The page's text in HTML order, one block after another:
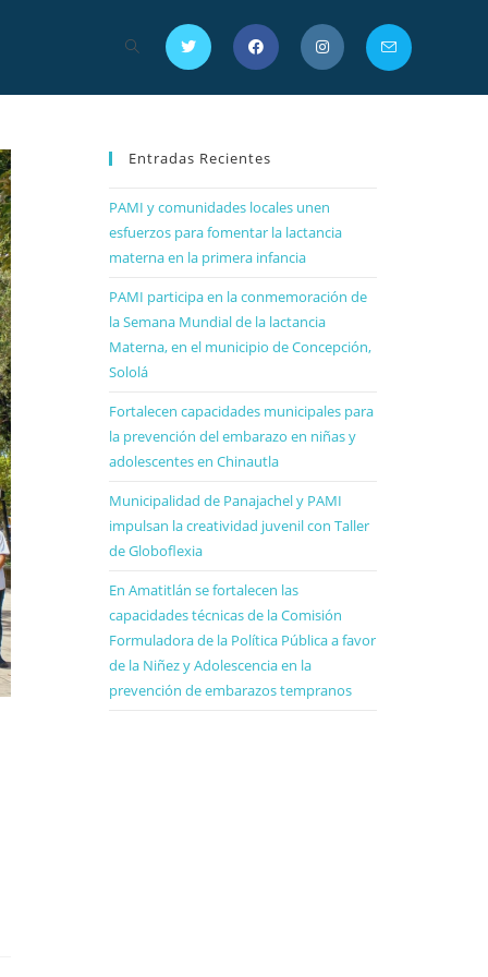
Entradas Recientes
PAMI y comunidades locales unen
esfuerzos para fomentar la lactancia
materna en la primera infancia
PAMI participa en la conmemoración de
la Semana Mundial de la lactancia
Materna, en el municipio de Concepción,
Sololá
Fortalecen capacidades municipales para
la prevención del embarazo en niñas y
adolescentes en Chinautla
Municipalidad de Panajachel y PAMI
impulsan la creatividad juvenil con Taller
de Globoflexia
En Amatitlán se fortalecen las
capacidades técnicas de la Comisión
Formuladora de la Política Pública a favor
de la Niñez y Adolescencia en la
prevención de embarazos tempranos